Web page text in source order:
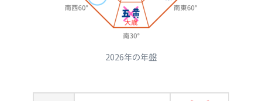
2026年の年盤